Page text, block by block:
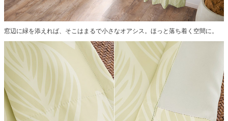
窓辺に緑を添えれば、そこはまるで小さなオアシス。ほっと落ち着く空間に。